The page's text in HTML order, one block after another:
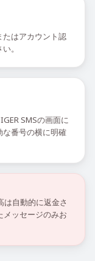
はアカウント認
。
SMSの画面に
な番号の横に明確
は自動的に返金さ
ッセージのみお